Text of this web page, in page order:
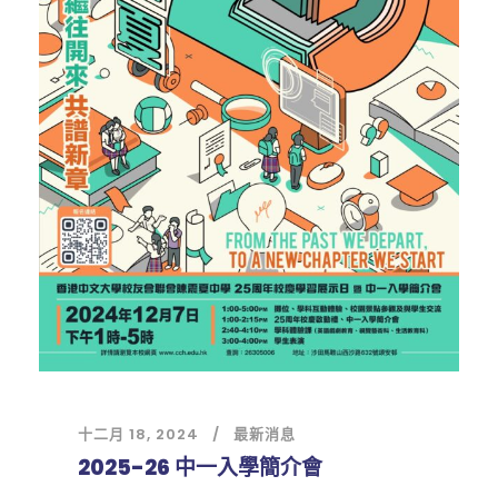
十二月 18, 2024 最新消息
2025-26 中一入學簡介會